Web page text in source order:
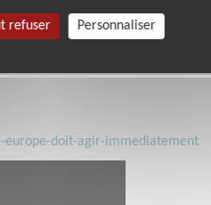
europe-doit-agir-immediatement
refuser Personnaliser